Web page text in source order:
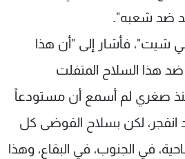
ضد شعبه".
شيت"، فأشار إلى "أن هذا
ضد هذا السلاح المتفلت
صغري لم أسمع أن مستودعاً
انفجر، لكن بسلاح الفوضى كل
في الجنوب، في البقاع، وهذا